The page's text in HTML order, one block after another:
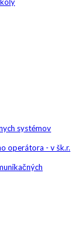
systémov
operátora - v šk.r.